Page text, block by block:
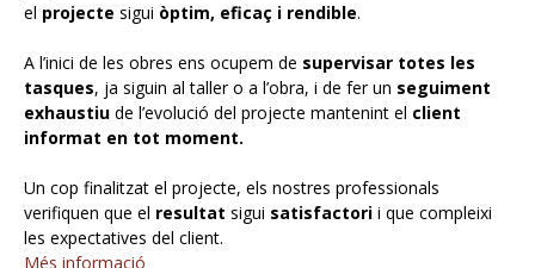
el projecte sigui òptim, eficaç i rendible.
A l’inici de les obres ens ocupem de supervisar totes les
tasques, ja siguin al taller o a l’obra, i de fer un seguiment
exhaustiu de l’evolució del projecte mantenint el client
informat en tot moment.
Un cop finalitzat el projecte, els nostres professionals
verifiquen que el resultat sigui satisfactori i que compleixi
les expectatives del client.
Més informació